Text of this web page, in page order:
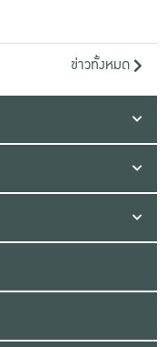
ข่าวทั้งหมด